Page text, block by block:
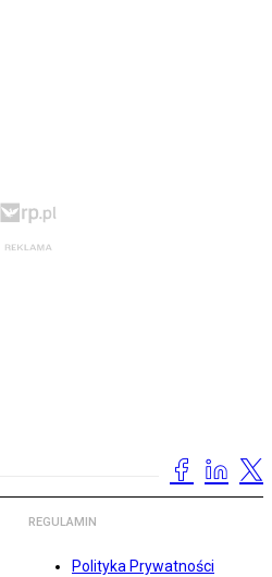
REGULAMIN
Polityka Prywatności